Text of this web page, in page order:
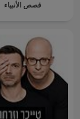
قصص الأنبياء